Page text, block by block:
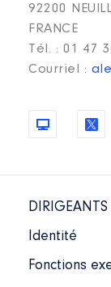
92200
FRANCE
Tél. : 01 47
Courriel :
DIRIGEANTS
Identité
Fonctions